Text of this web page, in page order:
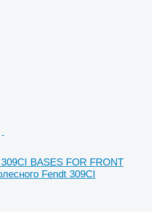
BASES FOR FRONT
Fendt 309CI